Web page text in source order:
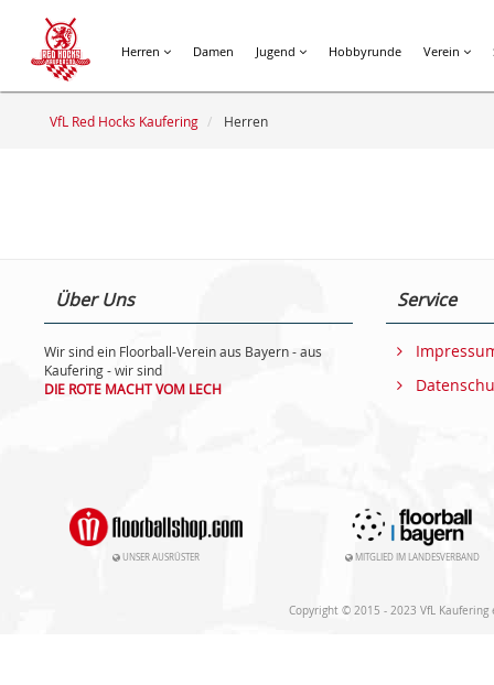
Herren Damen Jugend Hobbyrunde Verein
VfL Red Hocks Kaufering Herren
Über Uns
Wir sind ein Floorball-Verein aus Bayern - aus
Kaufering - wir sind
DIE ROTE MACHT VOM LECH
Service
UNSER AUSRÜSTER MITGLIED IM LANDESVERBAND
Copyright © 2015 - 2023 VfL